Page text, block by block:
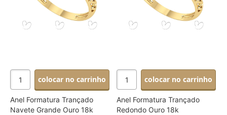
colocar no carrinho
Anel Formatura Trançado
Navete Grande Ouro 18k
colocar no carrinho
Anel Formatura Trançado
Redondo Ouro 18k